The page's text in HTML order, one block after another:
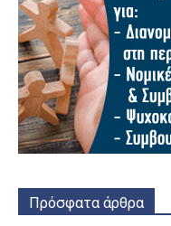
Πρόσφατα άρθρα